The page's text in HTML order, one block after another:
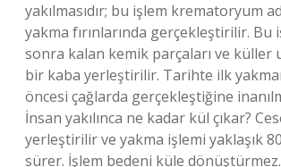
yakılmasıdır; bu işlem krematoryum
yakma fırınlarında gerçekleştirilir. Bu
sonra kalan kemik parçaları ve küller
bir kaba yerleştirilir. Tarihte ilk
öncesi çağlarda gerçekleştiğine
İnsan yakılınca ne kadar kül çıkar?
yerleştirilir ve yakma işlemi yaklaşık
sürer. İşlem bedeni küle dönüştürmez.